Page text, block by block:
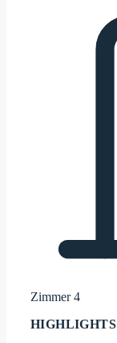
Zimmer 4
HIGHLIGHTS